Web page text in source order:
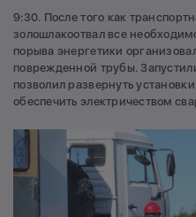
9:30. После того как
золошлакоотвал все
порыва энергетики
поврежденной трубы.
позволил развернуть
обеспечить электричеством